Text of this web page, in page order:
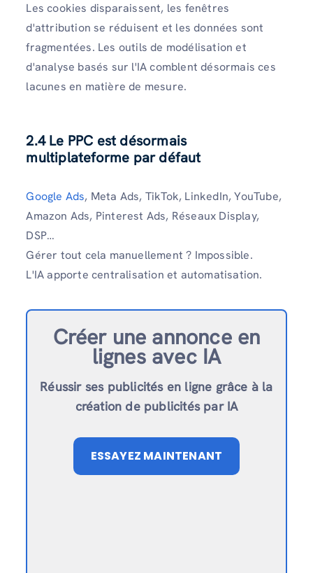
Les cookies disparaissent, les fenêtres
d'attribution se réduisent et les données sont
fragmentées. Les outils de modélisation et
d'analyse basés sur l'IA comblent désormais ces
lacunes en matière de mesure.
2.4 Le PPC est désormais
multiplateforme par défaut
Google Ads, Meta Ads, TikTok, LinkedIn, YouTube,
Amazon Ads, Pinterest Ads, Réseaux Display,
DSP…
Gérer tout cela manuellement ? Impossible.
L'IA apporte centralisation et automatisation.
Créer une annonce en
lignes avec IA
Réussir ses publicités en ligne grâce à la
création de publicités par IA
ESSAYEZ MAINTENANT